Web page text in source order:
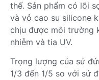
thế. Sản phẩm có lõi
và vỏ cao su silicone
chịu được môi trường
nhiễm và tia UV.
Trọng lượng của sứ
1/3 đến 1/5 so với sứ